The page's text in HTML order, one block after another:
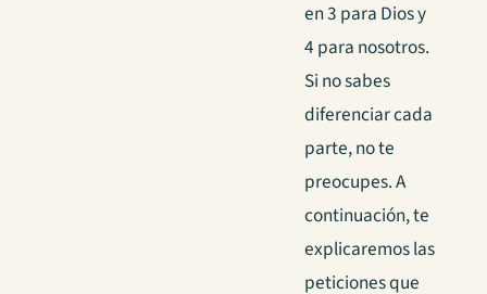
en 3 para Dios y
4 para nosotros.
Si no sabes
diferenciar cada
parte, no te
preocupes. A
continuación, te
explicaremos las
peticiones que